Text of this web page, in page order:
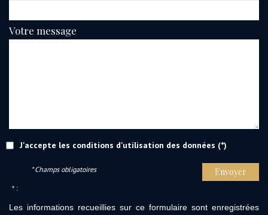
Votre message
J'accepte les conditions d'utilisation des données (*)
Envoyer
* Champs obligatoires
* :
Les informations recueillies sur ce formulaire sont enregistrées